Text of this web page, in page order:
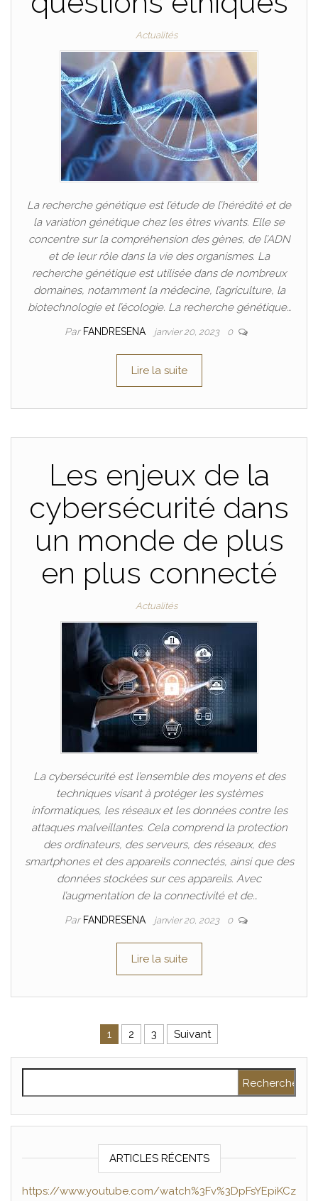
Actualités
La recherche génétique est l’étude de l’hérédité et de
la variation génétique chez les êtres vivants. Elle se
concentre sur la compréhension des gènes, de l’ADN
et de leur rôle dans la vie des organismes. La
recherche génétique est utilisée dans de nombreux
domaines, notamment la médecine, l’agriculture, la
biotechnologie et l’écologie. La recherche génétique…
Par FANDRESENA janvier 20, 2023 0
Lire la suite
Les enjeux de la
cybersécurité dans
un monde de plus
en plus connecté
Actualités
La cybersécurité est l’ensemble des moyens et des
techniques visant à protéger les systèmes
informatiques, les réseaux et les données contre les
attaques malveillantes. Cela comprend la protection
des ordinateurs, des serveurs, des réseaux, des
smartphones et des appareils connectés, ainsi que des
données stockées sur ces appareils. Avec
l’augmentation de la connectivité et de…
Par FANDRESENA janvier 20, 2023 0
Lire la suite
Pagination des publications
1 2 3 Suivant
ARTICLES RÉCENTS
https://www.youtube.com/watch%3Fv%3DpFsYEpiKCz